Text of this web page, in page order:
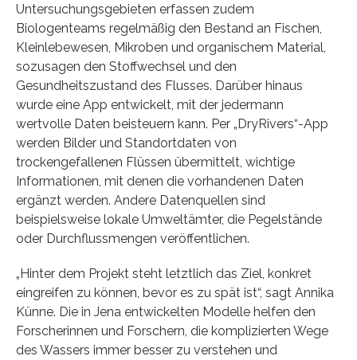
Untersuchungsgebieten erfassen zudem
Biologenteams regelmäßig den Bestand an Fischen,
Kleinlebewesen, Mikroben und organischem Material,
sozusagen den Stoffwechsel und den
Gesundheitszustand des Flusses. Darüber hinaus
wurde eine App entwickelt, mit der jedermann
wertvolle Daten beisteuern kann. Per „DryRivers“-App
werden Bilder und Standortdaten von
trockengefallenen Flüssen übermittelt, wichtige
Informationen, mit denen die vorhandenen Daten
ergänzt werden. Andere Datenquellen sind
beispielsweise lokale Umweltämter, die Pegelstände
oder Durchflussmengen veröffentlichen.
„Hinter dem Projekt steht letztlich das Ziel, konkret
eingreifen zu können, bevor es zu spät ist“, sagt Annika
Künne. Die in Jena entwickelten Modelle helfen den
Forscherinnen und Forschern, die komplizierten Wege
des Wassers immer besser zu verstehen und